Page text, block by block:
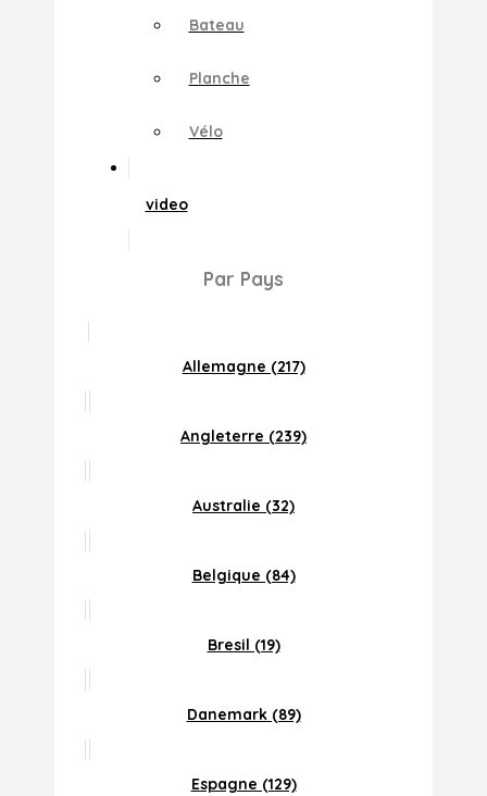
Bateau
Planche
Vélo
video
Par Pays
Allemagne (217)
Angleterre (239)
Australie (32)
Belgique (84)
Bresil (19)
Danemark (89)
Espagne (129)